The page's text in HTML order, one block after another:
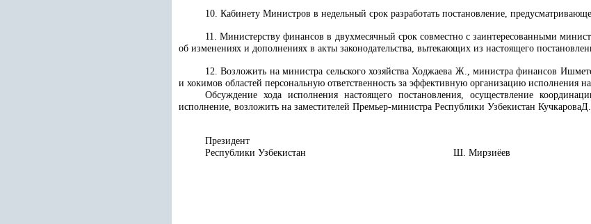
10. Кабинету Министров в недельный срок разработать постановление,
11. Министерству финансов в двухмесячный срок совместно с заинтересованными
об изменениях и дополнениях в акты законодательства, вытекающих из настоящего
12. Возложить на министра сельского хозяйства Ходжаева Ж., министра финансов
и хокимов областей персональную ответственность за эффективную организацию исполнения
Обсуждение хода исполнения настоящего постановления, осуществление
исполнение, возложить на заместителей Премьер-министра Республики Узбекистан
Президент
Республики Узбекистан Ш. Мирзиёев